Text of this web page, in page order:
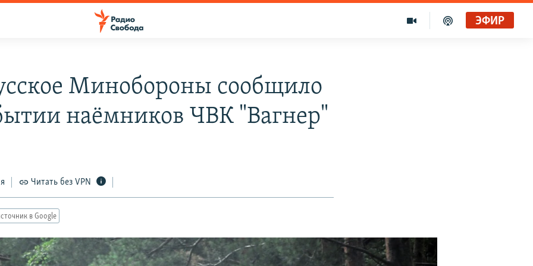
ЭФИР
Минобороны сообщило
наёмников ЧВК "Вагнер"
Читать без VPN
в Google